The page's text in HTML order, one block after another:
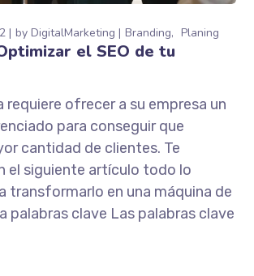
byDigitalMarketing Branding Planing
el SEO de tu
requiere ofrecer a su empresa un
para conseguir que
cantidad de clientes. Te
el siguiente artículo todo lo
transformarlo en una máquina de
palabras clave Las palabras clave